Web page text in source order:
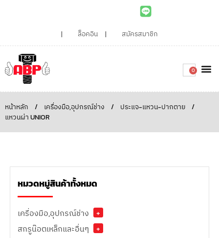
ล็อคอิน สมัครสมาชิก
0
หน้าหลัก / เครื่องมือ,อุปกรณ์ช่าง / ประแจ-แหวน-ปากตาย
/
แหวนผ่า UNIOR
หมวดหมู่สินค้าทั้งหมด
เครื่องมือ,อุปกรณ์ช่าง
+
สกรูน๊อตเหล็กและอื่นๆ
+